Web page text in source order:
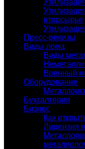
вторсырье
Пресс-релизы
Виды лома
Виды
Военный
Оборудование
Бухгалтерия
Бизнес
Как
Лицензия